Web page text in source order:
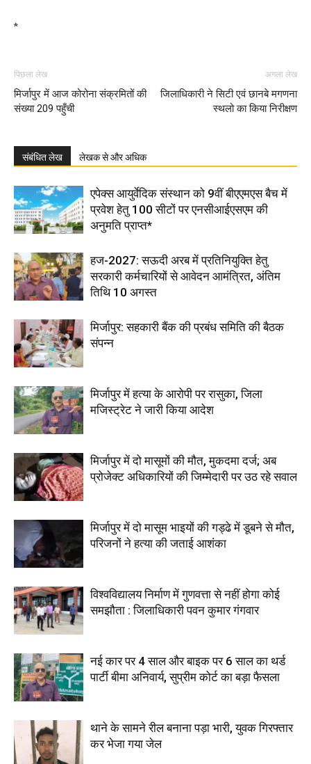
*
पिछला लेख
मिर्जापुर में आज कोरोना संक्रमितों की
संख्या 209 पहुँची
अगला लेख
जिलाधिकारी ने सिटी एवं छानबे मगणना
स्थलो का किया निरीक्षण
संबंधित लेख लेखक से और अधिक
एपेक्स आयुर्वेदिक संस्थान को 9वीं बीएएमएस बैच में
प्रवेश हेतु 100 सीटों पर एनसीआईएसएम की
अनुमति प्राप्त*
हज-2027: सऊदी अरब में प्रतिनियुक्ति हेतु
सरकारी कर्मचारियों से आवेदन आमंत्रित, अंतिम
तिथि 10 अगस्त
मिर्जापुर: सहकारी बैंक की प्रबंध समिति की बैठक
संपन्न
मिर्जापुर में हत्या के आरोपी पर रासुका, जिला
मजिस्ट्रेट ने जारी किया आदेश
मिर्जापुर में दो मासूमों की मौत, मुकदमा दर्ज; अब
प्रोजेक्ट अधिकारियों की जिम्मेदारी पर उठ रहे सवाल
मिर्जापुर में दो मासूम भाइयों की गड्ढे में डूबने से मौत,
परिजनों ने हत्या की जताई आशंका
विश्वविद्यालय निर्माण में गुणवत्ता से नहीं होगा कोई
समझौता : जिलाधिकारी पवन कुमार गंगवार
नई कार पर 4 साल और बाइक पर 6 साल का थर्ड
पार्टी बीमा अनिवार्य, सुप्रीम कोर्ट का बड़ा फैसला
थाने के सामने रील बनाना पड़ा भारी, युवक गिरफ्तार
कर भेजा गया जेल